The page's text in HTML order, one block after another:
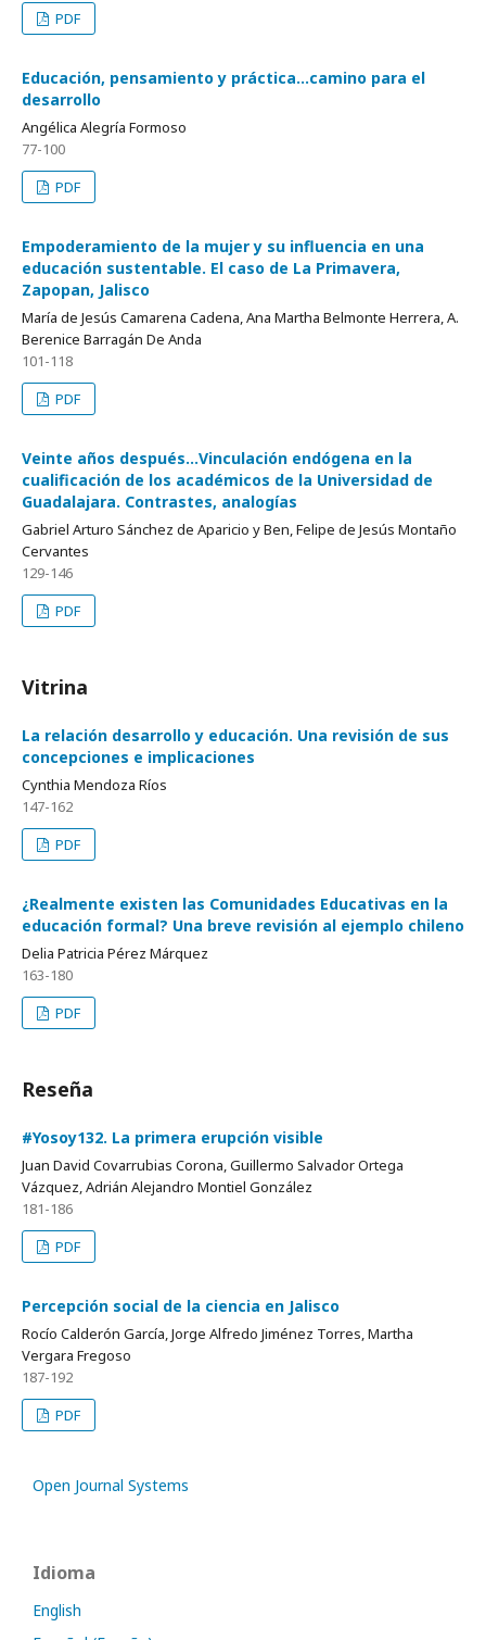
PDF
Educación, pensamiento y práctica…camino para el
desarrollo
Angélica Alegría Formoso
77-100
PDF
Empoderamiento de la mujer y su influencia en una
educación sustentable. El caso de La Primavera,
Zapopan, Jalisco
María de Jesús Camarena Cadena, Ana Martha Belmonte Herrera, A.
Berenice Barragán De Anda
101-118
PDF
Veinte años después…Vinculación endógena en la
cualificación de los académicos de la Universidad de
Guadalajara. Contrastes, analogías
Gabriel Arturo Sánchez de Aparicio y Ben, Felipe de Jesús Montaño
Cervantes
129-146
PDF
Vitrina
La relación desarrollo y educación. Una revisión de sus
concepciones e implicaciones
Cynthia Mendoza Ríos
147-162
PDF
¿Realmente existen las Comunidades Educativas en la
educación formal? Una breve revisión al ejemplo chileno
Delia Patricia Pérez Márquez
163-180
PDF
Reseña
#Yosoy132. La primera erupción visible
Juan David Covarrubias Corona, Guillermo Salvador Ortega
Vázquez, Adrián Alejandro Montiel González
181-186
PDF
Percepción social de la ciencia en Jalisco
Rocío Calderón García, Jorge Alfredo Jiménez Torres, Martha
Vergara Fregoso
187-192
PDF
Open Journal Systems
Idioma
English